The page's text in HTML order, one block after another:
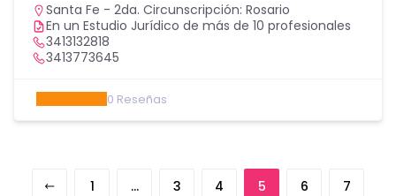
Santa Fe - 2da. Circunscripción: Rosario
En un Estudio Jurídico de más de 10 profesionales
3413132818
3413773645
0 Reseñas
1 … 3 4 5 6 7